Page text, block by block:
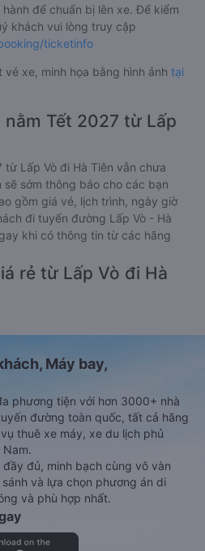
để chuẩn bị lên xe. Để kiểm
khách vui lòng truy cập
ticketinfo
xe, minh họa bằng hình ảnh tại
Tết 2027 từ Lấp
từ Lấp Vò đi Hà Tiên vẫn chưa
sớm thông báo cho các bạn
gồm giá vé, lịch trình, ngày giờ
đi tuyến đường Lấp Vò - Hà
khi có thông tin từ các hãng
rẻ từ Lấp Vò đi Hà
Máy bay,
phương tiện với hơn 3000+ nhà
đường toàn quốc, tất cả hãng
thuê xe máy, xe du lịch phủ
đủ, minh bạch cùng vô vàn
và lựa chọn phương án di
và phù hợp nhất.